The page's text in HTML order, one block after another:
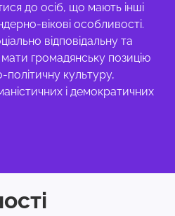
до осіб, що мають інші
вікові особливості.
відповідальну та
мати громадянську позицію
політичну культуру,
і демократичних